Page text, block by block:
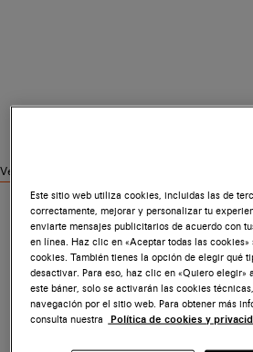
Ver productos similares
Este sitio web utiliza cookies, incluidas las de
correctamente, mejorar y personalizar tu
enviarte mensajes publicitarios de acuerdo con
en línea. Haz clic en «Aceptar todas las
cookies. También tienes la opción de elegir qué
desactivar. Para eso, haz clic en «Quiero elegir»
este báner, solo se activarán las cookies
navegación por el sitio web. Para obtener más
consulta nuestra
Política de cookies y